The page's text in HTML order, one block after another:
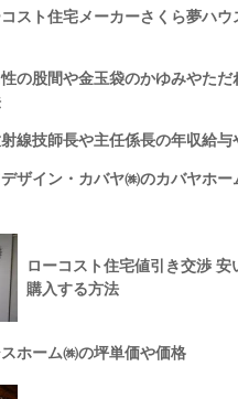
スト住宅メーカーさくら夢ハウ
の股間や金玉袋のかゆみやただ
線技師長や主任係長の年収給与
ザイン・カバヤ㈱のカバヤホー
ローコスト住宅値引き交渉 安
購入する方法
ホーム㈱の坪単価や価格